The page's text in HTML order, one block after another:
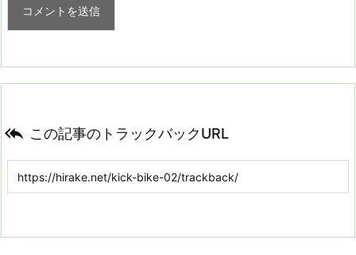
 この記事のトラックバックURL